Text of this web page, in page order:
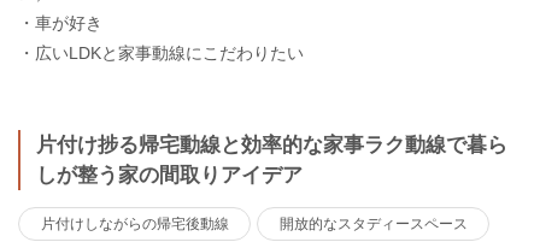
・車が好き
・広いLDKと家事動線にこだわりたい
片付け捗る帰宅動線と効率的な家事ラク動線で暮ら
しが整う家の間取りアイデア
片付けしながらの帰宅後動線 開放的なスタディースペース